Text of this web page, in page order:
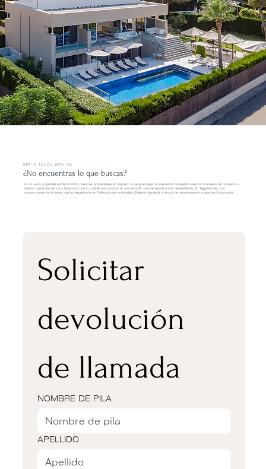
GET IN TOUCH WITH US
¿No encuentras lo que buscas?
Si no ve la propiedad perfecta entre nuestras propiedades en alquiler, no se preocupe: simplemente complete nuestro formulario de contacto o
solicite que le llamemos y haremos todo lo posible para encontrar una solución que se ajuste a sus necesidades. En Tegg Homes, nos
comprometemos a hacer que su experiencia en Mallorca sea inolvidable. ¡Déjenos ayudarle a encontrar exactamente lo que está buscando!
Solicitar
devolución
de llamada
NOMBRE DE PILA
APELLIDO